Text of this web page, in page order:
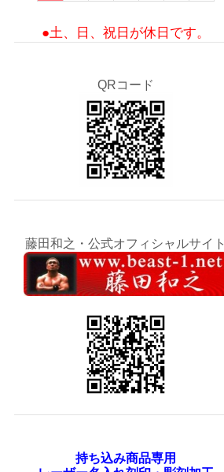
●土、日、祝日が休日です。
QRコード
藤田和之・公式オフィシャルサイト
持ち込み商品専用